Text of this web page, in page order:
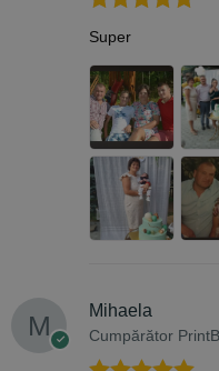
Evaluat la
din 5
Super
Mihaela
Cumpărător